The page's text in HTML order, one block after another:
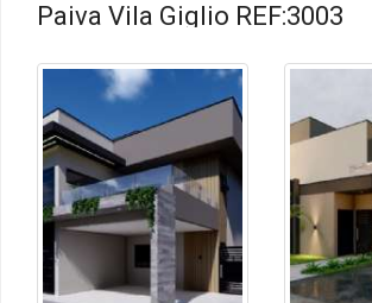
Paiva Vila Giglio REF:3003